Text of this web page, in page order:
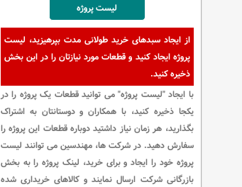
لیست پروژه
از ایجاد سبدهای خرید طولانی مدت بپرهیزید، لیست
پروژه ایجاد کنید و قطعات مورد نیازتان را در این بخش
ذخیره کنید.
با ایجاد "لیست پروژه" می توانید قطعات یک پروژه را در
یکجا ذخیره کنید، با همکاران و دوستانتان به اشتراک
بگذارید، هر زمان نیاز داشتید دوباره قطعات این پروژه را
سفارش دهید. در شرکت ها، مهندسین می توانند لیست
پروژه خود را ایجاد و برای خرید، لینک پروژه را به بخش
بازرگانی شرکت ارسال نمایند و کالاهای خریداری شده